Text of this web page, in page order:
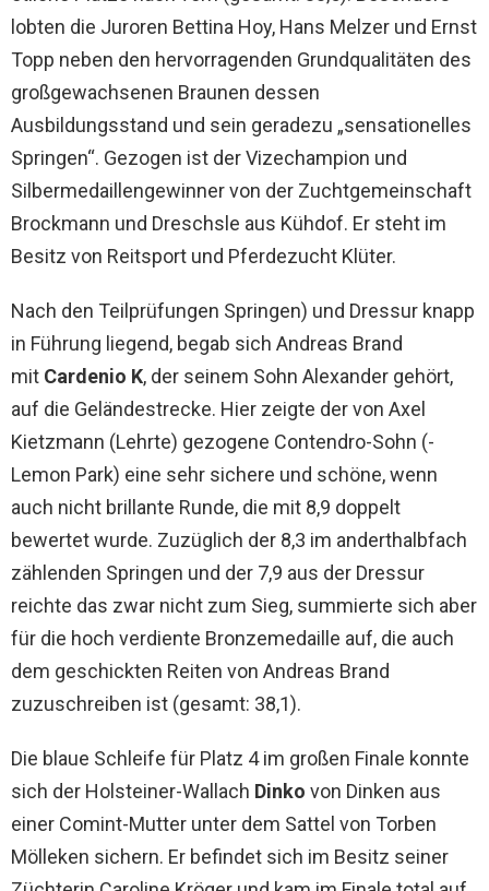
lobten die Juroren Bettina Hoy, Hans Melzer und Ernst
Topp neben den hervorragenden Grundqualitäten des
großgewachsenen Braunen dessen
Ausbildungsstand und sein geradezu „sensationelles
Springen“. Gezogen ist der Vizechampion und
Silbermedaillengewinner von der Zuchtgemeinschaft
Brockmann und Dreschsle aus Kühdof. Er steht im
Besitz von Reitsport und Pferdezucht Klüter.
Nach den Teilprüfungen Springen) und Dressur knapp
in Führung liegend, begab sich Andreas Brand
mit Cardenio K, der seinem Sohn Alexander gehört,
auf die Geländestrecke. Hier zeigte der von Axel
Kietzmann (Lehrte) gezogene Contendro-Sohn (-
Lemon Park) eine sehr sichere und schöne, wenn
auch nicht brillante Runde, die mit 8,9 doppelt
bewertet wurde. Zuzüglich der 8,3 im anderthalbfach
zählenden Springen und der 7,9 aus der Dressur
reichte das zwar nicht zum Sieg, summierte sich aber
für die hoch verdiente Bronzemedaille auf, die auch
dem geschickten Reiten von Andreas Brand
zuzuschreiben ist (gesamt: 38,1).
Die blaue Schleife für Platz 4 im großen Finale konnte
sich der Holsteiner-Wallach Dinko von Dinken aus
einer Comint-Mutter unter dem Sattel von Torben
Mölleken sichern. Er befindet sich im Besitz seiner